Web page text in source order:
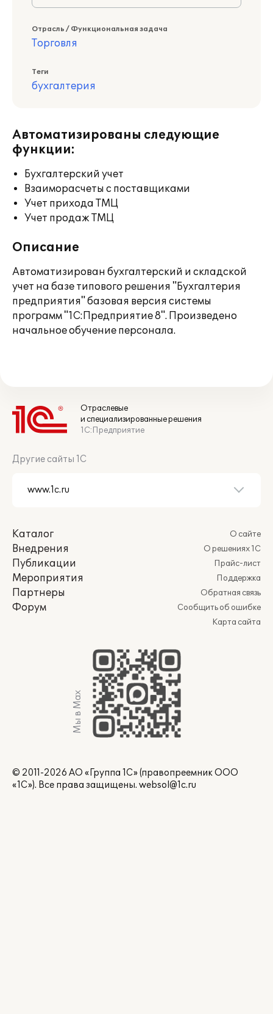
Отрасль / Функциональная задача
Торговля
Теги
бухгалтерия
Автоматизированы следующие
функции:
Бухгалтерский учет
Взаиморасчеты с поставщиками
Учет прихода ТМЦ
Учет продаж ТМЦ
Описание
Автоматизирован бухгалтерский и складской
учет на базе типового решения "Бухгалтерия
предприятия" базовая версия системы
программ "1С:Предприятие 8". Произведено
начальное обучение персонала.
Отраслевые
и специализированные решения
1С:Предприятие
Другие сайты 1С
Каталог
Внедрения
Публикации
Мероприятия
Партнеры
Форум
О сайте
О решениях 1С
Прайс-лист
Поддержка
Обратная связь
Сообщить об ошибке
Карта сайта
Мы в Max
© 2011-2026 АО «Группа 1С» (правопреемник ООО
«1С»). Все права защищены. websol@1c.ru